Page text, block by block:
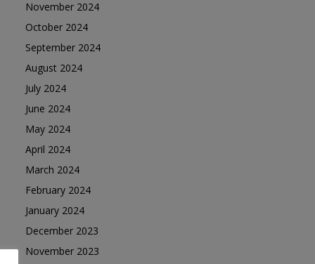
November 2024
October 2024
September 2024
August 2024
July 2024
June 2024
May 2024
April 2024
March 2024
February 2024
January 2024
December 2023
November 2023